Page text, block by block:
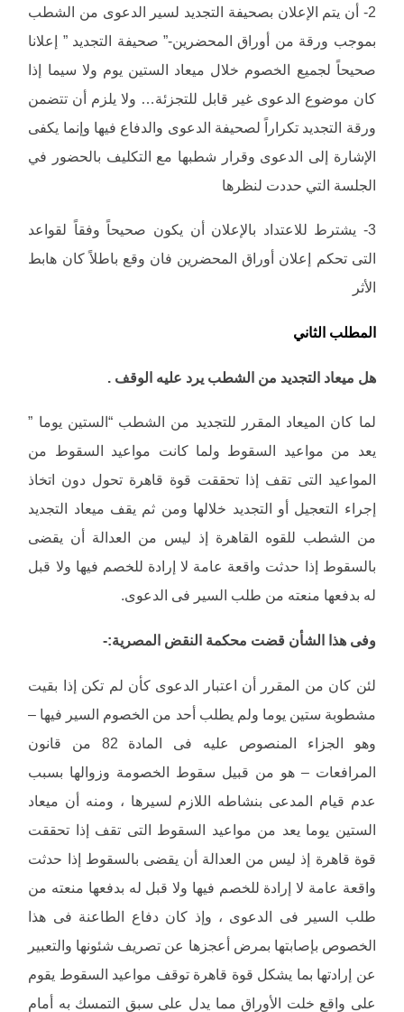
2- أن يتم الإعلان بصحيفة التجديد لسير الدعوى من الشطب
بموجب ورقة من أوراق المحضرين-” صحيفة التجديد ” إعلانا
صحيحاً لجميع الخصوم خلال ميعاد الستين يوم ولا سيما إذا
كان موضوع الدعوى غير قابل للتجزئة… ولا يلزم أن تتضمن
ورقة التجديد تكراراً لصحيفة الدعوى والدفاع فيها وإنما يكفى
الإشارة إلى الدعوى وقرار شطبها مع التكليف بالحضور في
الجلسة التي حددت لنظرها
3- يشترط للاعتداد بالإعلان أن يكون صحيحاً وفقاً لقواعد
التى تحكم إعلان أوراق المحضرين فان وقع باطلاً كان هابط
الأثر
المطلب الثاني
هل ميعاد التجديد من الشطب يرد عليه الوقف .
لما كان الميعاد المقرر للتجديد من الشطب “الستين يوما ”
يعد من مواعيد السقوط ولما كانت مواعيد السقوط من
المواعيد التى تقف إذا تحققت قوة قاهرة تحول دون اتخاذ
إجراء التعجيل أو التجديد خلالها ومن ثم يقف ميعاد التجديد
من الشطب للقوه القاهرة إذ ليس من العدالة أن يقضى
بالسقوط إذا حدثت واقعة عامة لا إرادة للخصم فيها ولا قبل
له بدفعها منعته من طلب السير فى الدعوى.
وفى هذا الشأن قضت محكمة النقض المصرية:-
لئن كان من المقرر أن اعتبار الدعوى كأن لم تكن إذا بقيت
مشطوبة ستين يوما ولم يطلب أحد من الخصوم السير فيها –
وهو الجزاء المنصوص عليه فى المادة 82 من قانون
المرافعات – هو من قبيل سقوط الخصومة وزوالها بسبب
عدم قيام المدعى بنشاطه اللازم لسيرها ، ومنه أن ميعاد
الستين يوما يعد من مواعيد السقوط التى تقف إذا تحققت
قوة قاهرة إذ ليس من العدالة أن يقضى بالسقوط إذا حدثت
واقعة عامة لا إرادة للخصم فيها ولا قبل له بدفعها منعته من
طلب السير فى الدعوى ، وإذ كان دفاع الطاعنة فى هذا
الخصوص بإصابتها بمرض أعجزها عن تصريف شئونها والتعبير
عن إرادتها بما يشكل قوة قاهرة توقف مواعيد السقوط يقوم
على واقع خلت الأوراق مما يدل على سبق التمسك به أمام